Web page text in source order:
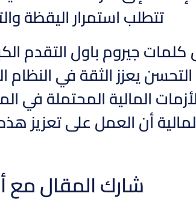
تتطلب استمرار اليقظة
جيروم باول التقدم
يعزز الثقة في النظام
المالية المحتملة في
أن العمل على تعزيز
شارك المقال مع